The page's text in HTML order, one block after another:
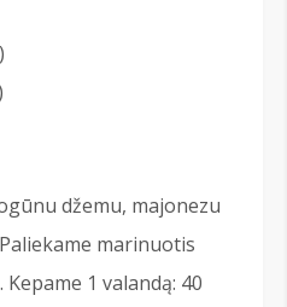
džemu, majonezu
marinuotis
1 valandą: 40